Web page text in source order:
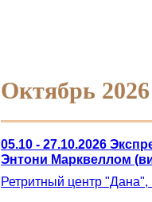
Октябрь 2026
05.10 - 27.10.2026
Энтони Марквеллом
Ретритный центр